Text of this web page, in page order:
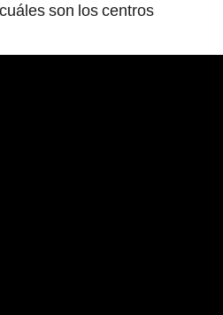
son los centros